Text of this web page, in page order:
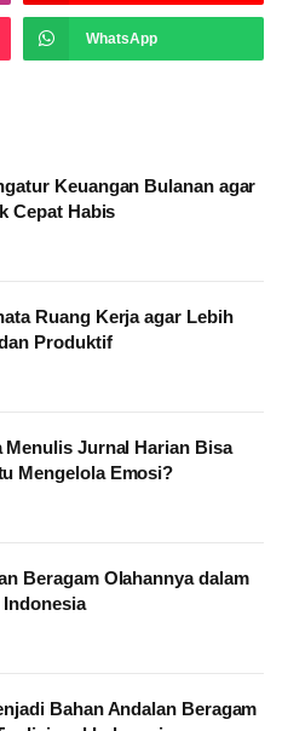
WhatsApp
Keuangan Bulanan agar
Cepat Habis
Ruang Kerja agar Lebih
Produktif
Menulis Jurnal Harian Bisa
Mengelola Emosi?
Beragam Olahannya dalam
Indonesia
Bahan Andalan Beragam